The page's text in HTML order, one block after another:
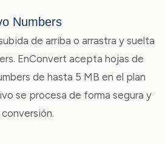
Numbers
de arriba o arrastra y suelta
EnConvert acepta hojas de
de hasta 5 MB en el plan
se procesa de forma segura y